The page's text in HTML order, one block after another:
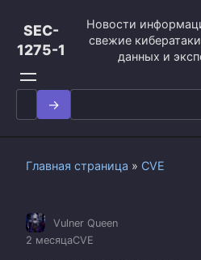
контенту
SEC-
1275-1
Новости
свежие
данных и
Search
for:
Главная страница » CVE
Vulner Queen
2 месяцаCVE